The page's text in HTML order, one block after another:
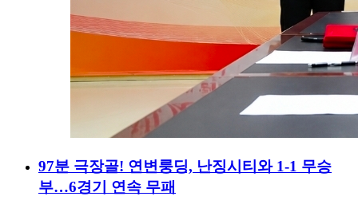
97분 극장골! 연변룽딩, 난징시티와 1-1 무승
부…6경기 연속 무패